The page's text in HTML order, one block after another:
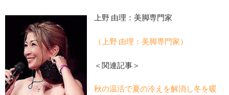
上野 由理：美脚専門家
（上野 由理：美脚専門家）
＜関連記事＞
秋の温活で夏の冷えを解消し冬を暖